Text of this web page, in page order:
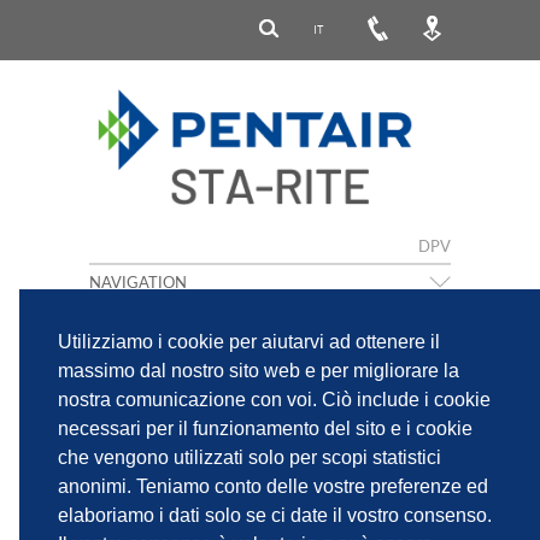
Utilizziamo i cookie per aiutarvi ad ottenere il
massimo dal nostro sito web e per migliorare la
nostra comunicazione con voi. Ciò include i cookie
necessari per il funzionamento del sito e i cookie
che vengono utilizzati solo per scopi statistici
anonimi. Teniamo conto delle vostre preferenze ed
elaboriamo i dati solo se ci date il vostro consenso.
IT
DPV
NAVIGATION
IMPRINT INFORMATIVA SULLA PRIVACY